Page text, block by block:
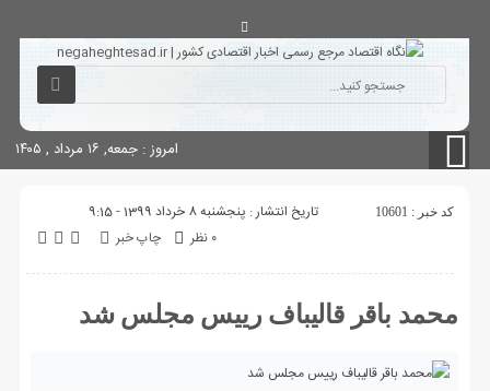
آگهی های دولتی چاپ شناسنامه سایت
امروز : جمعه, ۱۶ مرداد , ۱۴۰۵
کد خبر : 10601
تاریخ انتشار : پنجشنبه 8 خرداد 1399 - 9:15
چاپ خبر
۰ نظر
محمد باقر قالیباف رییس مجلس شد